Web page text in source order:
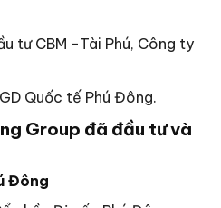
tư CBM -Tài Phú, Công ty
Quốc tế Phú Đông.
Group đã đầu tư và
Đông